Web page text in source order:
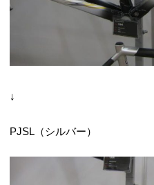
↓
PJSL（シルバー）